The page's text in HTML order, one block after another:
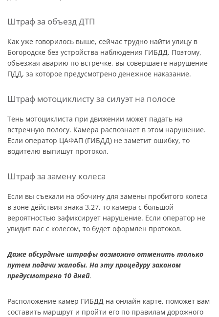
Штраф за объезд ДТП
Как уже говорилось выше, сейчас трудно найти улицу в
Богородске без устройства наблюдения ГИБДД. Поэтому,
объезжая аварию по встречке, вы совершаете нарушение
ПДД, за которое предусмотрено денежное наказание.
Штраф мотоциклисту за силуэт на полосе
Тень мотоциклиста при движении может падать на
встречную полосу. Камера распознает в этом нарушение.
Если оператор ЦАФАП (ГИБДД) не заметит ошибку, то
водителю выпишут протокол.
Штраф за замену колеса
Если вы съехали на обочину для замены пробитого колеса
в зоне действия знака 3.27, то камера с большой
вероятностью зафиксирует нарушение. Если оператор не
увидит вас с колесом, то будет оформлен протокол.
Даже абсурдные штрафы возможно отменить только
путем подачи жалобы. На эту процедуру законом
предусмотрено 10 дней.
Расположение камер ГИБДД на онлайн карте, поможет вам
составить маршрут и пройти его по правилам дорожного